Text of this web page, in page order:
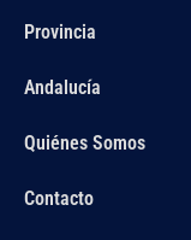
Provincia
Andalucía
Quiénes Somos
Contacto